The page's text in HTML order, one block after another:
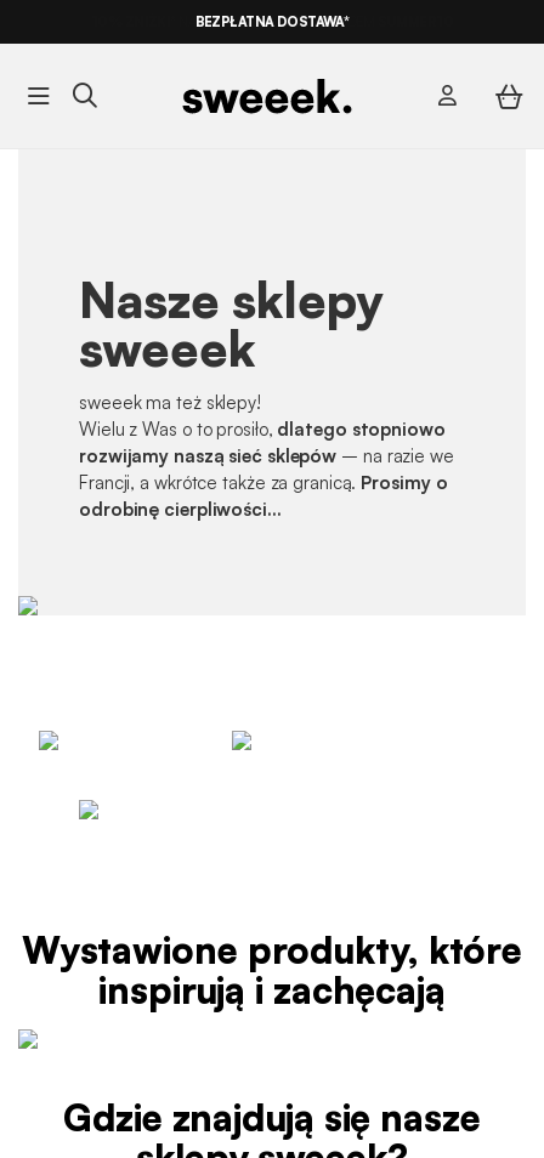
NA NASZE MEGA OFERTY Z KODEM
BEZPŁATNA DOSTAWA*
Nasze sklepy
sweeek
sweeek ma też sklepy!
Wielu z Was o to prosiło, dlatego stopniowo
rozwijamy naszą sieć sklepów – na razie we
Francji, a wkrótce także za granicą. Prosimy o
odrobinę cierpliwości...
Wystawione produkty, które
inspirują i zachęcają
Gdzie znajdują się nasze